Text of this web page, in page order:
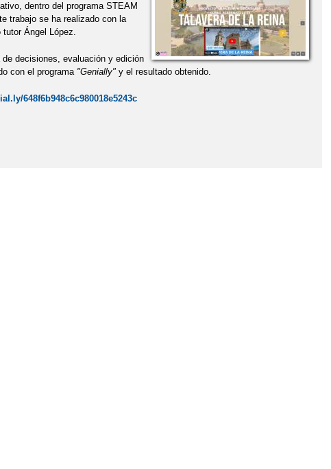
dentro del programa STEAM
trabajo se ha realizado con la
Ángel López.
decisiones, evaluación y edición
con el programa "Genially"y el resultado obtenido.
648f6b948c6c980018e5243c